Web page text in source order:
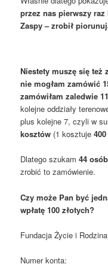
przez nas pierwszy
Zaspy – zrobił
Niestety muszę się też
nie mogłam zamówić
zamówiłam zaledwie 11
kolejne oddziały
plus kolejne 7, czyli w
kosztów (1 kosztuje
Dlatego szukam44
zrobić to zamówienie.
Czy może Pan być
wpłatę 100 złotych?
Fundacja Życie i Rodzina
Numer konta: